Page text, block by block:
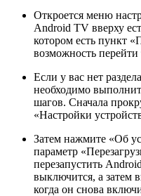
Откроется меню
Android TV вверху
котором есть пункт
возможность перейти
Если у вас нет
необходимо
шагов. Сначала
«Настройки
Затем нажмите «Об
параметр
перезапустить
выключится, а затем
когда он снова